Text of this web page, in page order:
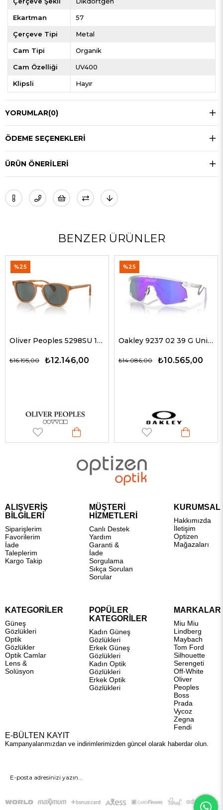
Ekartman 57
Çerçeve Tipi Metal
Cam Tipi Organik
Cam Özelliği UV400
Klipsli Hayır
YORUMLAR(0)
ÖDEME SEÇENEKLERI
ÜRÜN ÖNERILERI
BENZER ÜRÜNLER
Oliver Peoples 5298SU 1578W5 51 G Unisex Güneş Gözlükleri
₺12.146,00
₺16.195,00
%25
Oakley 9237 02 39 G Unisex Güneş Gözlükleri
₺10.565,00
₺14.086,00
%25
ALIŞVERİŞ
BİLGİLERİ
Siparişlerim
Favorilerim
İade
Taleplerim
Kargo Takip
MÜŞTERİ
HİZMETLERİ
Canlı Destek
Yardım
Garanti &
İade
Sorgulama
Sıkça Sorulan
Sorular
KURUMSAL
Hakkımızda
İletişim
Optizen
Mağazaları
KATEGORİLER
Güneş
Gözlükleri
Optik
Gözlükler
Optik Camlar
Lens &
Solüsyon
POPÜLER
KATEGORİLER
Kadın Güneş
Gözlükleri
Erkek Güneş
Gözlükleri
Kadın Optik
Gözlükleri
Erkek Optik
Gözlükleri
MARKALAR
Miu Miu
Lindberg
Maybach
Tom Ford
Silhouette
Serengeti
Off-White
Oliver
Peoples
Boss
Prada
Vycoz
Zegna
Fendi
E-BÜLTEN KAYIT
Kampanyalarımızdan ve indirimlerimizden güncel olarak haberdar olun.
GÖNDER